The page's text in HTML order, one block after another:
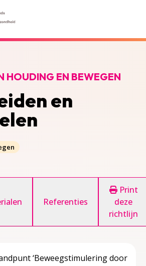
en
HOUDING EN BEWEGEN
Referenties
Print
deze
richtlijn
‘Beweegstimulering door